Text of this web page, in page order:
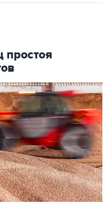
простоя